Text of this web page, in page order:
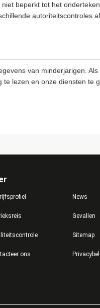
beperkt tot het
autoriteitscontroles
van minderjarigen. Als
lezen en onze diensten te
ons
News
Gevallen
Sitemap